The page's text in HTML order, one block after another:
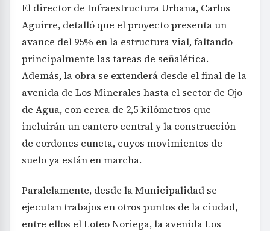
El director de Infraestructura Urbana, Carlos
Aguirre, detalló que el proyecto presenta un
avance del 95% en la estructura vial, faltando
principalmente las tareas de señalética.
Además, la obra se extenderá desde el final de la
avenida de Los Minerales hasta el sector de Ojo
de Agua, con cerca de 2,5 kilómetros que
incluirán un cantero central y la construcción
de cordones cuneta, cuyos movimientos de
suelo ya están en marcha.
Paralelamente, desde la Municipalidad se
ejecutan trabajos en otros puntos de la ciudad,
entre ellos el Loteo Noriega, la avenida Los